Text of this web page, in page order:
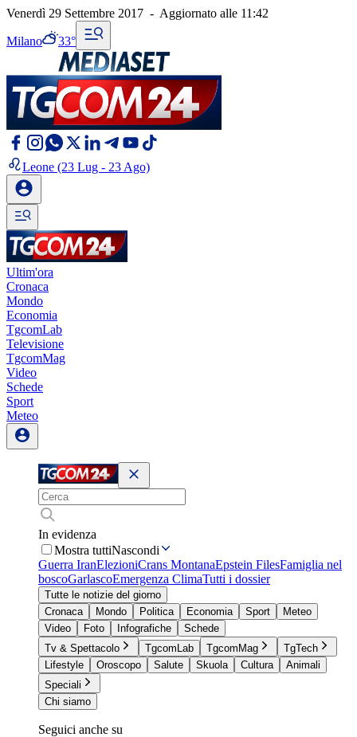
Venerdì 29 Settembre 2017 - Aggiornato alle 11:42
Milano 33°
Leone (23 Lug - 23 Ago)
Ultim'ora
Cronaca
Mondo
Economia
TgcomLab
Televisione
TgcomMag
Video
Schede
Sport
Meteo
In evidenza
Mostra tuttiNascondi
Guerra IranElezioniCrans MontanaEpstein FilesFamiglia nel
boscoGarlascoEmergenza ClimaTutti i dossier
Tutte le notizie del giorno
Cronaca
Mondo Politica Economia Sport
Meteo
Video
Foto Infografiche
Schede
Tv & Spettacolo
TgcomLab TgcomMag
TgTech
Lifestyle
Oroscopo Salute Skuola Cultura
Animali
Speciali
Chi siamo
Seguici anche su